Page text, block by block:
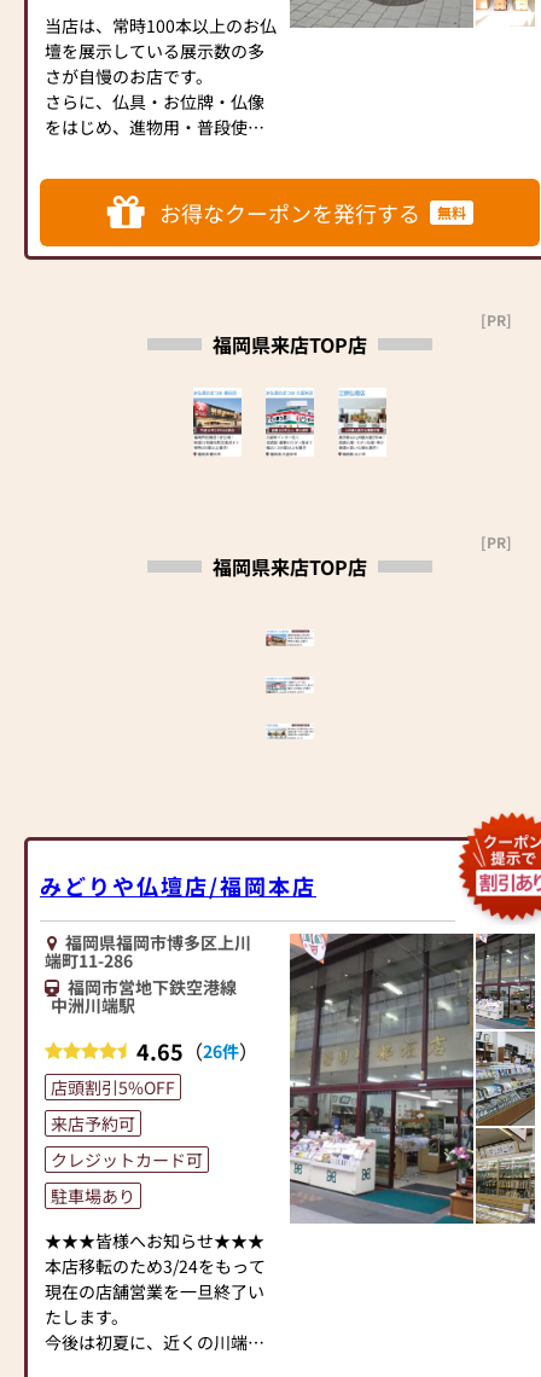
≪お仏壇のはせがわよりお客
様へ≫
「仏壇や仏具をお探しでした
ら、ぜひお仏壇のはせがわに
お越しください。当店は幅広
仏壇には様々な種類がござい
ます。伝統的な木製の仏壇や
など、お客様のご要望に合わ
壇の素材や彫刻、仏像の種類
も豊富にご用意しております
ので、心からご供養いただけ
や花立てなど、お仏壇のセッ
ますので、安心してお買い物
をお楽しみいただけます。
また、スタッフ一同、お客様
のご要望に丁寧にお応えいた
します。お仏壇や仏具に関す
るご質問やご相談にも親身に
お答えし、最適なアドバイス
足度を最優先に考え、心から
のおもてなしを提供いたしま
す。
お仏壇のはせがわでは、お客
様の大切なご供養に寄り添
い、お手伝いさせていただき
ます。ぜひ一度、当店にお越
しください。心地よい空間
で、お仏壇や仏具をご覧いた
だけます。スタッフ一同、心
よりお待ちしております。」
します。
≪「カリモク家具」との協同
開発≫
お仏壇のはせがわは、日本を
モク家具」との協同開発で、
現代の住宅にあったモダンな
お仏壇を作っています。他に
も国内の家具専門メーカーと
つなぐ新しいカタチを提案し
≪はせがわ店舗サービスのご
●仏壇・仏具・お墓・相続・
●訪問(はせがわの専門スタッ
「仏壇や仏具をお探しでした
お越しください。当店は幅広
い品揃えとリーズナブルな価
格でお客様をお迎えしていま
す。
仏壇には様々な種類がござい
ます。伝統的な木製の仏壇や
モダンなデザインの仏壇、ま
たコンパクトなサイズの仏壇
など、お客様のご要望に合わ
せて選ぶことができます。仏
壇の素材や彫刻、仏像の種類
も豊富にご用意しております
ので、心からご供養いただけ
す。
さらに、仏具も充実しており
ます。位牌や線香、ろうそく
や花立てなど、お仏壇のセッ
トや個別のアイテムも豊富に
当店は、常時100本以上のお仏
壇を展示している展示数の多
さが自慢のお店です。
さらに、仏具・お位牌・仏像
をはじめ、進物用・普段使い
豊富にご用意しております。
お求めやすい価格帯から高級
品まで、幅広いラインナップ
をご用意しておりますので、
ら、ぜひお気軽にお越しくだ
当店ではコロナ対策として下
記の項目を実施しておりま
マスク着用を義務化している
③お客様から一定の距離をあ
④2～3時間ごとに窓やドアを
お得なクーポンを発行する 無料
福岡県来店TOP店
[PR]
福岡県来店TOP店
[PR]
みどりや仏壇店/福岡本店
福岡県福岡市博多区上川
端町11-286
福岡市営地下鉄空港線
中洲川端駅
4.65 （26件）
店頭割引5%OFF
来店予約可
クレジットカード可
駐車場あり
★★★皆様へお知らせ★★★
本店移転のため3/24をもって
現在の店舗営業を一旦終了い
たします。
今後は初夏に、近くの川端中